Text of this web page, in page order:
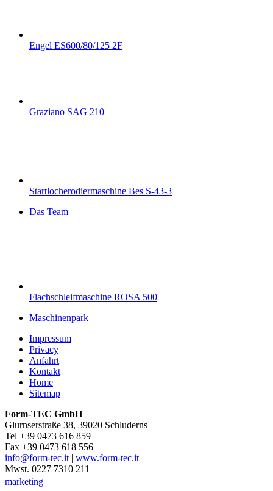
Engel ES600/80/125 2F
Graziano SAG 210
Startlocherodiermaschine Bes S-43-3
Das Team
Flachschleifmaschine ROSA 500
Maschinenpark
Impressum
Privacy
Anfahrt
Kontakt
Home
Sitemap
Form-TEC GmbH
Glurnserstraße 38, 39020 Schluderns
Tel +39 0473 616 859
Fax +39 0473 618 556
info@form-tec.it| www.form-tec.it
Mwst. 0227 7310 211
marketing